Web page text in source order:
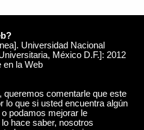
Universidad Nacional
México D.F.]: 2012
en la Web
queremos comentarle que este
lo que si usted encuentra algún
podamos mejorar le
hace saber, nosotros